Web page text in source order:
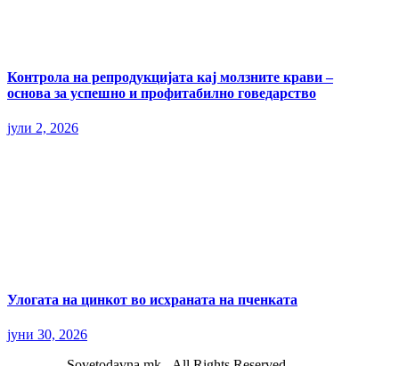
Контрола на репродукцијата кај молзните крави –
основа за успешно и профитабилно говедарство
јули 2, 2026
Улогата на цинкот во исхраната на пченката
јуни 30, 2026